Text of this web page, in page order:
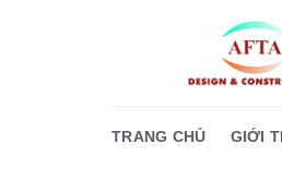
TRANG CHỦ GIỚI